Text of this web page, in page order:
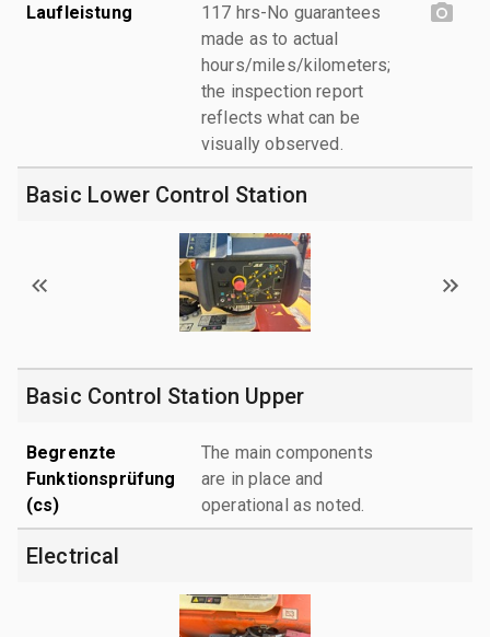
Laufleistung
117 hrs-No guarantees
made as to actual
hours/miles/kilometers;
the inspection report
reflects what can be
visually observed.
Basic Lower Control Station
Basic Control Station Upper
Begrenzte
Funktionsprüfung
(cs)
The main components
are in place and
operational as noted.
Electrical